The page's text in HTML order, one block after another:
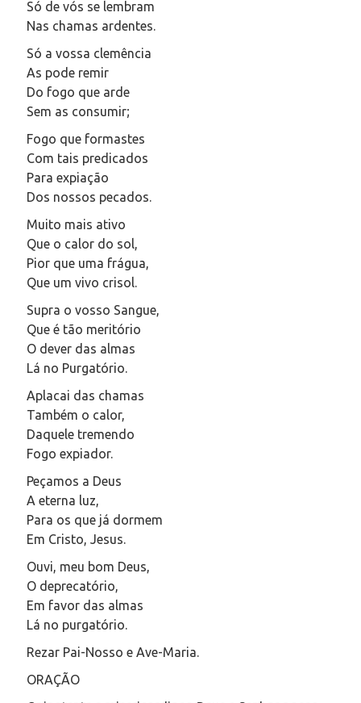
Só de vós se lembram
Nas chamas ardentes.
Só a vossa clemência
As pode remir
Do fogo que arde
Sem as consumir;
Fogo que formastes
Com tais predicados
Para expiação
Dos nossos pecados.
Muito mais ativo
Que o calor do sol,
Pior que uma frágua,
Que um vivo crisol.
Supra o vosso Sangue,
Que é tão meritório
O dever das almas
Lá no Purgatório.
Aplacai das chamas
Também o calor,
Daquele tremendo
Fogo expiador.
Peçamos a Deus
A eterna luz,
Para os que já dormem
Em Cristo, Jesus.
Ouvi, meu bom Deus,
O deprecatório,
Em favor das almas
Lá no purgatório.
Rezar Pai-Nosso e Ave-Maria.
ORAÇÃO